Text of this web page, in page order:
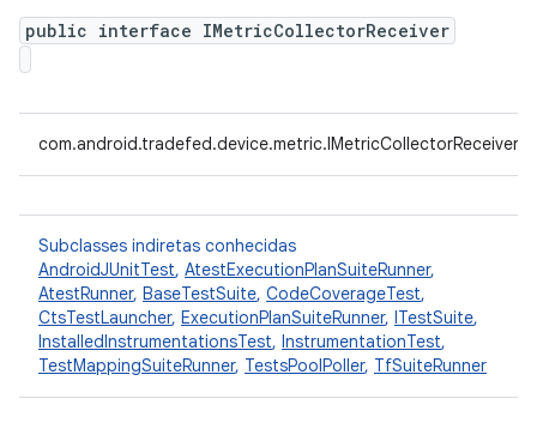
public interface IMetricCollectorReceiver
com.android.tradefed.device.metric.IMetricCollectorReceiver
Subclasses indiretas conhecidas
AndroidJUnitTest, AtestExecutionPlanSuiteRunner,
AtestRunner, BaseTestSuite, CodeCoverageTest,
CtsTestLauncher, ExecutionPlanSuiteRunner, ITestSuite,
InstalledInstrumentationsTest, InstrumentationTest,
TestMappingSuiteRunner, TestsPoolPoller, TfSuiteRunner